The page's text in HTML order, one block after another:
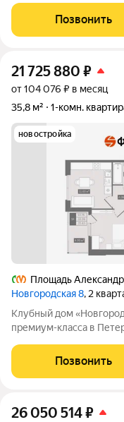
Новгородской улице в
инфраструктурой, в
Позвонить
21 725 880 ₽
от 104 076 ₽ в месяц
35,8 м²
1-комн.
новостройка
Площадь
Новгородская 8, 2
Клубный дом «Новгородская 8» новый
премиум-класса в
Новгородской улице в
инфраструктурой, в
Позвонить
26 050 514₽